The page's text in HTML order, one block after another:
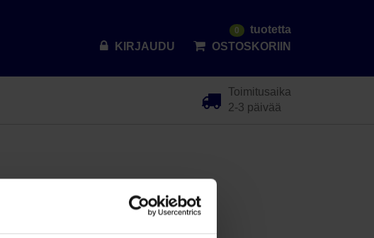
0
tuotetta
OSTOSKORIIN
KIRJAUDU
Toimitusaika
2-3 päivää